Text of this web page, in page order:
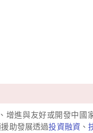
增進與友好或開發中國
助發展透過投資融資 、